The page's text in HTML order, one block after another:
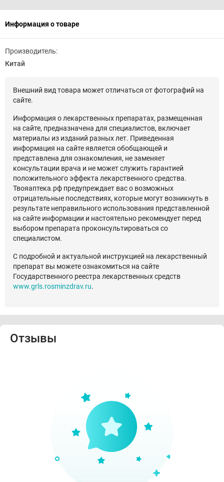
Информация о товаре
Производитель:
Китай
Внешний вид товара может отличаться от фотографий на
сайте.
Информация о лекарственных препаратах, размещенная
на сайте, предназначена для специалистов, включает
материалы из изданий разных лет. Приведенная
информация на сайте является обобщающей и
представлена для ознакомления, не заменяет
консультации врача и не может служить гарантией
положительного эффекта лекарственного средства.
Твояаптека.рф предупреждает вас о возможных
отрицательные последствиях, которые могут возникнуть в
результате неправильного использования представленной
на сайте информации и настоятельно рекомендует перед
выбором препарата проконсультироваться со
специалистом.
С подробной и актуальной инструкцией на лекарственный
препарат вы можете ознакомиться на сайте
Государственного реестра лекарственных средств
www.grls.rosminzdrav.ru.
Отзывы